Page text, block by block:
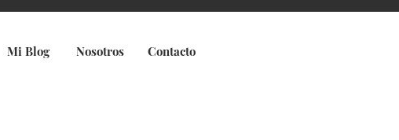
Mi Blog Nosotros Contacto